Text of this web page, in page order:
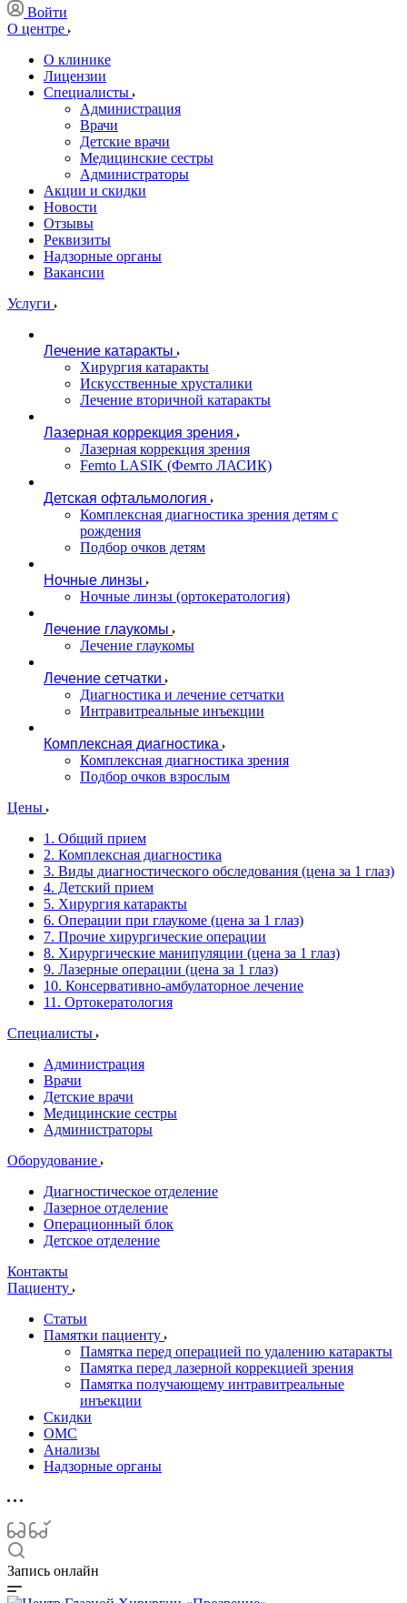
Войти
О центре
О клинике
Лицензии
Специалисты
Администрация
Врачи
Детские врачи
Медицинские сестры
Администраторы
Акции и скидки
Новости
Отзывы
Реквизиты
Надзорные органы
Вакансии
Услуги
Лечение катаракты
Хирургия катаракты
Искусственные хрусталики
Лечение вторичной катаракты
Лазерная коррекция зрения
Лазерная коррекция зрения
Femto LASIK (Фемто ЛАСИК)
Детская офтальмология
Комплексная диагностика зрения детям c
рождения
Подбор очков детям
Ночные линзы
Ночные линзы (ортокератология)
Лечение глаукомы
Лечение глаукомы
Лечение сетчатки
Диагностика и лечение сетчатки
Интравитреальные инъекции
Комплексная диагностика
Комплексная диагностика зрения
Подбор очков взрослым
Цены
1. Общий прием
2. Комплексная диагностика
3. Виды диагностического обследования (цена за 1 глаз)
4. Детский прием
5. Хирургия катаракты
6. Операции при глаукоме (цена за 1 глаз)
7. Прочие хирургические операции
8. Хирургические манипуляции (цена за 1 глаз)
9. Лазерные операции (цена за 1 глаз)
10. Консервативно-амбулаторное лечение
11. Ортокератология
Специалисты
Администрация
Врачи
Детские врачи
Медицинские сестры
Администраторы
Оборудование
Диагностическое отделение
Лазерное отделение
Операционный блок
Детское отделение
Контакты
Пациенту
Статьи
Памятки пациенту
Памятка перед операцией по удалению катаракты
Памятка перед лазерной коррекцией зрения
Памятка получающему интравитреальные
инъекции
Скидки
ОМС
Анализы
Надзорные органы
Запись онлайн